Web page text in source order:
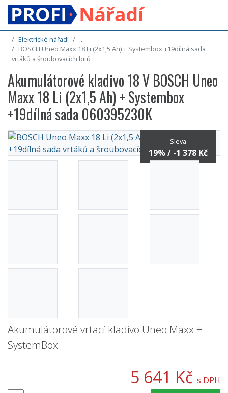
Elektrické nářadí
...
BOSCH Uneo Maxx 18 Li (2x1,5 Ah) + Systembox +19dílná sada
vrtáků a šroubovacích bitů
Akumulátorové kladivo 18 V BOSCH Uneo
Maxx 18 Li (2x1,5 Ah) + Systembox
+19dílná sada 060395230K
Sleva
19% / -1 378 Kč
Akumulátorové vrtací kladivo Uneo Maxx +
SystemBox
5 641 Kč s DPH